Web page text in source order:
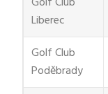
Liberec
Golf Club
Poděbrady